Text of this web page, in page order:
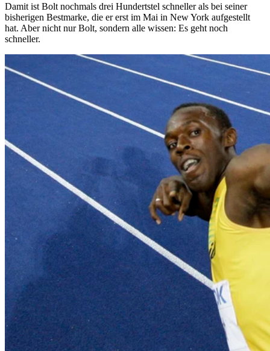
Damit ist Bolt nochmals drei Hundertstel schneller als bei seiner
bisherigen Bestmarke, die er erst im Mai in New York aufgestellt
hat. Aber nicht nur Bolt, sondern alle wissen: Es geht noch
schneller.